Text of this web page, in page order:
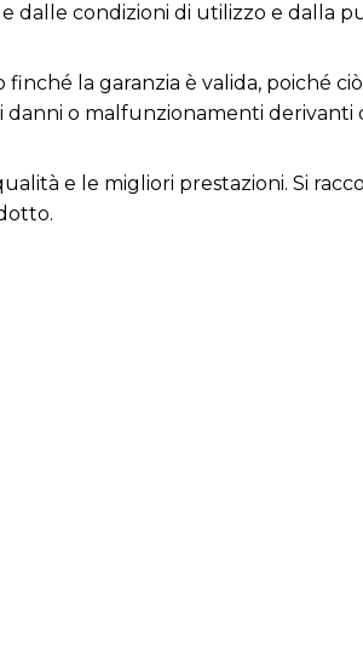
dalle condizioni di utilizzo e dalla
la garanzia è valida, poiché
danni o malfunzionamenti derivanti
e le migliori prestazioni. Si